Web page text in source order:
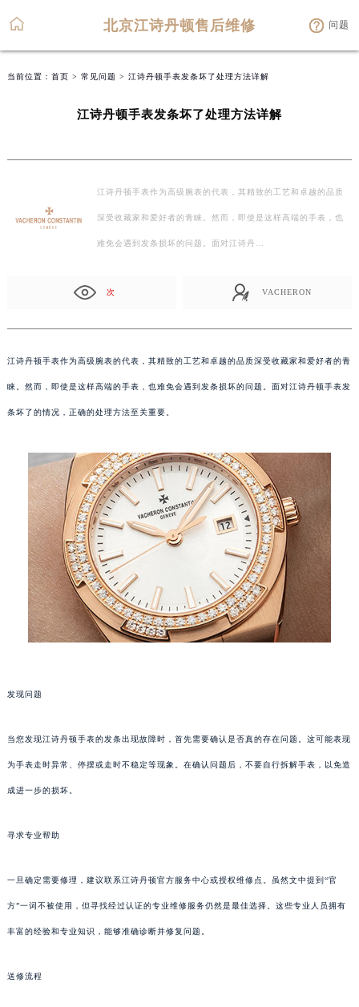
北京江诗丹顿售后维修 问题
当前位置： 首页 > 常见问题 > 江诗丹顿手表发条坏了处理方法详解
江诗丹顿手表发条坏了处理方法详解
江诗丹顿手表作为高级腕表的代表，其精致的工艺和卓越的品质
深受收藏家和爱好者的青睐。然而，即使是这样高端的手表，也
难免会遇到发条损坏的问题。面对江诗丹…
次 VACHERON
江诗丹顿手表作为高级腕表的代表，其精致的工艺和卓越的品质深受收藏家和爱好者的青
睐。然而，即使是这样高端的手表，也难免会遇到发条损坏的问题。面对江诗丹顿手表发
条坏了的情况，正确的处理方法至关重要。
发现问题
当您发现江诗丹顿手表的发条出现故障时，首先需要确认是否真的存在问题。这可能表现
为手表走时异常、停摆或走时不稳定等现象。在确认问题后，不要自行拆解手表，以免造
成进一步的损坏。
寻求专业帮助
一旦确定需要修理，建议联系江诗丹顿官方服务中心或授权维修点。虽然文中提到“官
方”一词不被使用，但寻找经过认证的专业维修服务仍然是最佳选择。这些专业人员拥有
丰富的经验和专业知识，能够准确诊断并修复问题。
送修流程